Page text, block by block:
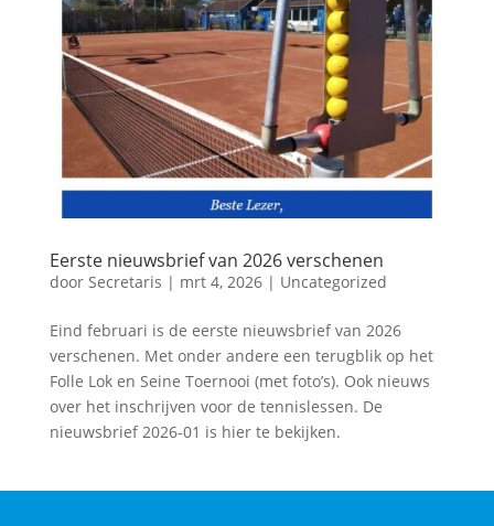
Eerste nieuwsbrief van 2026 verschenen
door Secretaris | mrt 4, 2026| Uncategorized
Eind februari is de eerste nieuwsbrief van 2026
verschenen. Met onder andere een terugblik op het
Folle Lok en Seine Toernooi (met foto’s). Ook nieuws
over het inschrijven voor de tennislessen. De
nieuwsbrief 2026-01 is hier te bekijken.